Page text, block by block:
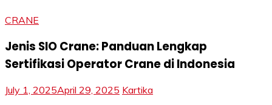
CRANE
Jenis SIO Crane: Panduan Lengkap
Sertifikasi Operator Crane di Indonesia
July 1, 2025April 29, 2025 Kartika